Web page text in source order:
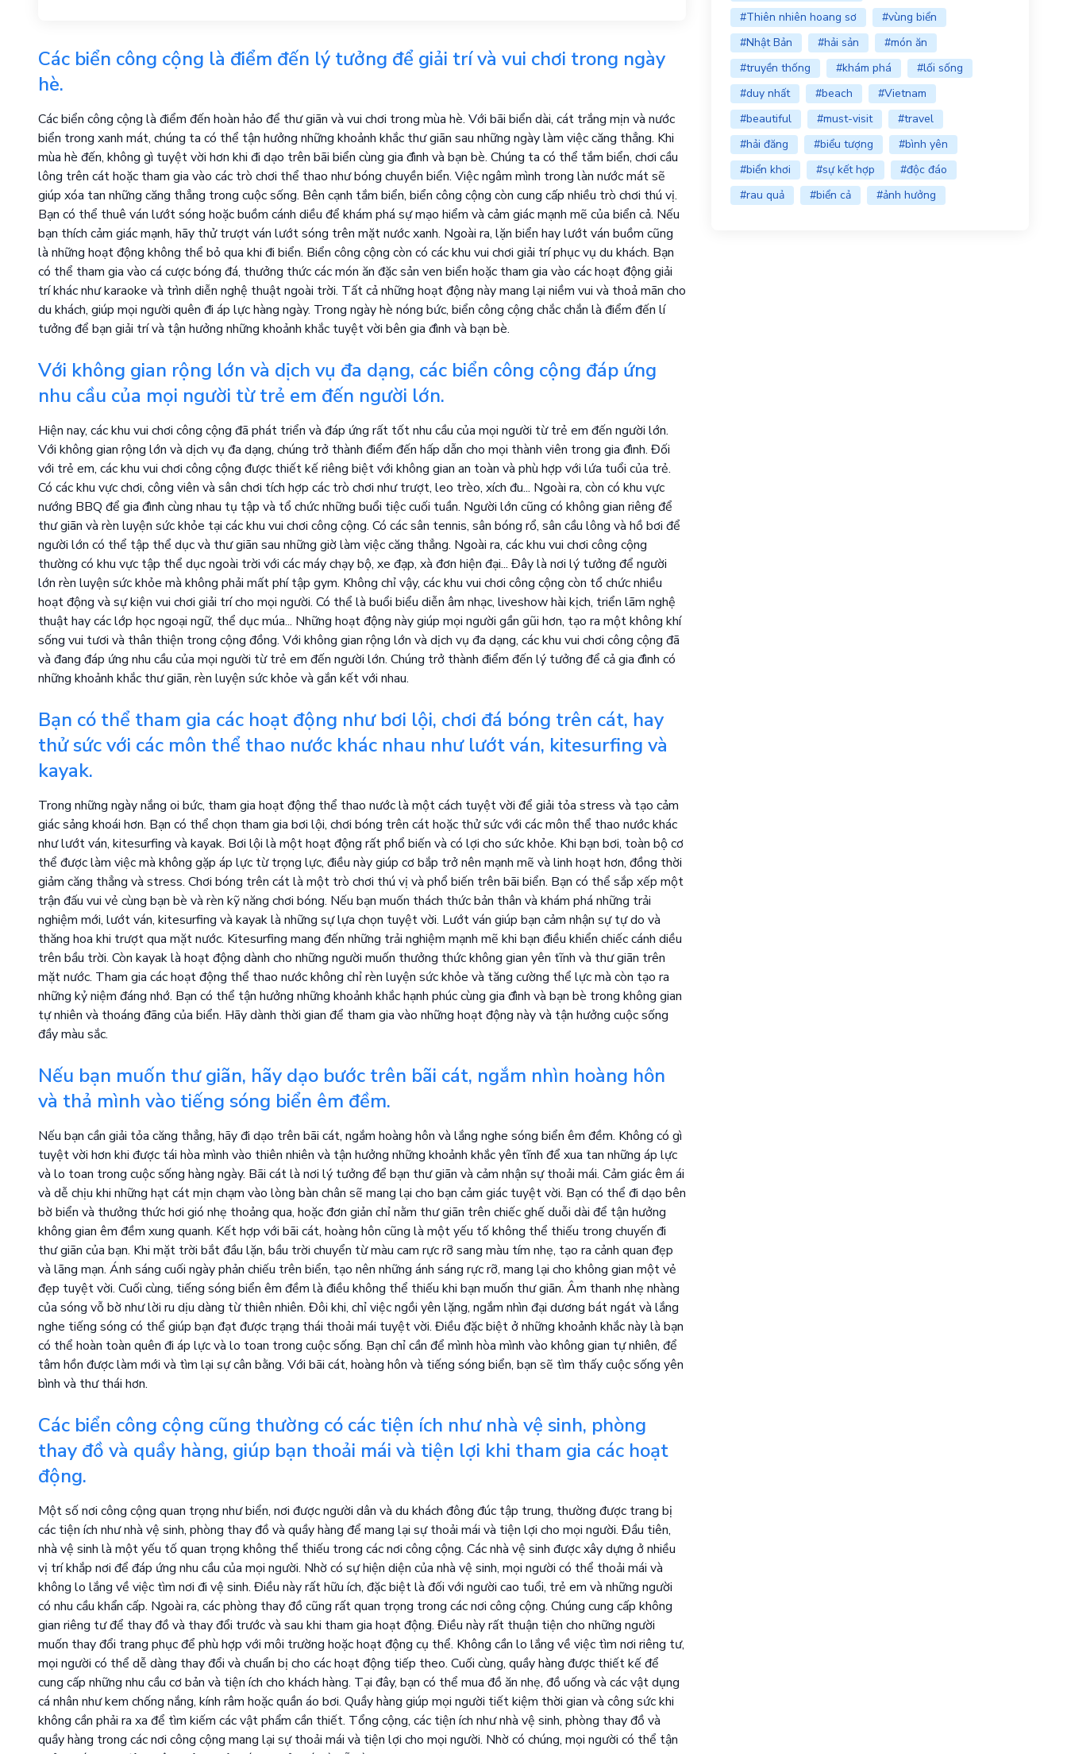
Các biển công cộng là điểm đến lý tưởng để giải trí và vui chơi trong ngày
hè.
Các biển công cộng là điểm đến hoàn hảo để thư giãn và vui chơi trong mùa hè. Với bãi biển dài, cát trắng mịn và nước
biển trong xanh mát, chúng ta có thể tận hưởng những khoảnh khắc thư giãn sau những ngày làm việc căng thẳng. Khi
mùa hè đến, không gì tuyệt vời hơn khi đi dạo trên bãi biển cùng gia đình và bạn bè. Chúng ta có thể tắm biển, chơi cầu
lông trên cát hoặc tham gia vào các trò chơi thể thao như bóng chuyền biển. Việc ngâm mình trong làn nước mát sẽ
giúp xóa tan những căng thẳng trong cuộc sống. Bên cạnh tắm biển, biển công cộng còn cung cấp nhiều trò chơi thú vị.
Bạn có thể thuê ván lướt sóng hoặc buồm cánh diều để khám phá sự mạo hiểm và cảm giác mạnh mẽ của biển cả. Nếu
bạn thích cảm giác mạnh, hãy thử trượt ván lướt sóng trên mặt nước xanh. Ngoài ra, lặn biển hay lướt ván buồm cũng
là những hoạt động không thể bỏ qua khi đi biển. Biển công cộng còn có các khu vui chơi giải trí phục vụ du khách. Bạn
có thể tham gia vào cá cược bóng đá, thưởng thức các món ăn đặc sản ven biển hoặc tham gia vào các hoạt động giải
trí khác như karaoke và trình diễn nghệ thuật ngoài trời. Tất cả những hoạt động này mang lại niềm vui và thoả mãn cho
du khách, giúp mọi người quên đi áp lực hàng ngày. Trong ngày hè nóng bức, biển công cộng chắc chắn là điểm đến lí
tưởng để bạn giải trí và tận hưởng những khoảnh khắc tuyệt vời bên gia đình và bạn bè.
Với không gian rộng lớn và dịch vụ đa dạng, các biển công cộng đáp ứng
nhu cầu của mọi người từ trẻ em đến người lớn.
Hiện nay, các khu vui chơi công cộng đã phát triển và đáp ứng rất tốt nhu cầu của mọi người từ trẻ em đến người lớn.
Với không gian rộng lớn và dịch vụ đa dạng, chúng trở thành điểm đến hấp dẫn cho mọi thành viên trong gia đình. Đối
với trẻ em, các khu vui chơi công cộng được thiết kế riêng biệt với không gian an toàn và phù hợp với lứa tuổi của trẻ.
Có các khu vực chơi, công viên và sân chơi tích hợp các trò chơi như trượt, leo trèo, xích đu... Ngoài ra, còn có khu vực
nướng BBQ để gia đình cùng nhau tụ tập và tổ chức những buổi tiệc cuối tuần. Người lớn cũng có không gian riêng để
thư giãn và rèn luyện sức khỏe tại các khu vui chơi công cộng. Có các sân tennis, sân bóng rổ, sân cầu lông và hồ bơi để
người lớn có thể tập thể dục và thư giãn sau những giờ làm việc căng thẳng. Ngoài ra, các khu vui chơi công cộng
thường có khu vực tập thể dục ngoài trời với các máy chạy bộ, xe đạp, xà đơn hiện đại... Đây là nơi lý tưởng để người
lớn rèn luyện sức khỏe mà không phải mất phí tập gym. Không chỉ vậy, các khu vui chơi công cộng còn tổ chức nhiều
hoạt động và sự kiện vui chơi giải trí cho mọi người. Có thể là buổi biểu diễn âm nhạc, liveshow hài kịch, triển lãm nghệ
thuật hay các lớp học ngoại ngữ, thể dục múa... Những hoạt động này giúp mọi người gần gũi hơn, tạo ra một không khí
sống vui tươi và thân thiện trong cộng đồng. Với không gian rộng lớn và dịch vụ đa dạng, các khu vui chơi công cộng đã
và đang đáp ứng nhu cầu của mọi người từ trẻ em đến người lớn. Chúng trở thành điểm đến lý tưởng để cả gia đình có
những khoảnh khắc thư giãn, rèn luyện sức khỏe và gắn kết với nhau.
Bạn có thể tham gia các hoạt động như bơi lội, chơi đá bóng trên cát, hay
thử sức với các môn thể thao nước khác nhau như lướt ván, kitesurfing và
kayak.
Trong những ngày nắng oi bức, tham gia hoạt động thể thao nước là một cách tuyệt vời để giải tỏa stress và tạo cảm
giác sảng khoái hơn. Bạn có thể chọn tham gia bơi lội, chơi bóng trên cát hoặc thử sức với các môn thể thao nước khác
như lướt ván, kitesurfing và kayak. Bơi lội là một hoạt động rất phổ biến và có lợi cho sức khỏe. Khi bạn bơi, toàn bộ cơ
thể được làm việc mà không gặp áp lực từ trọng lực, điều này giúp cơ bắp trở nên mạnh mẽ và linh hoạt hơn, đồng thời
giảm căng thẳng và stress. Chơi bóng trên cát là một trò chơi thú vị và phổ biến trên bãi biển. Bạn có thể sắp xếp một
trận đấu vui vẻ cùng bạn bè và rèn kỹ năng chơi bóng. Nếu bạn muốn thách thức bản thân và khám phá những trải
nghiệm mới, lướt ván, kitesurfing và kayak là những sự lựa chọn tuyệt vời. Lướt ván giúp bạn cảm nhận sự tự do và
thăng hoa khi trượt qua mặt nước. Kitesurfing mang đến những trải nghiệm mạnh mẽ khi bạn điều khiển chiếc cánh diều
trên bầu trời. Còn kayak là hoạt động dành cho những người muốn thưởng thức không gian yên tĩnh và thư giãn trên
mặt nước. Tham gia các hoạt động thể thao nước không chỉ rèn luyện sức khỏe và tăng cường thể lực mà còn tạo ra
những kỷ niệm đáng nhớ. Bạn có thể tận hưởng những khoảnh khắc hạnh phúc cùng gia đình và bạn bè trong không gian
tự nhiên và thoáng đãng của biển. Hãy dành thời gian để tham gia vào những hoạt động này và tận hưởng cuộc sống
đầy màu sắc.
Nếu bạn muốn thư giãn, hãy dạo bước trên bãi cát, ngắm nhìn hoàng hôn
và thả mình vào tiếng sóng biển êm đềm.
Nếu bạn cần giải tỏa căng thẳng, hãy đi dạo trên bãi cát, ngắm hoàng hôn và lắng nghe sóng biển êm đềm. Không có gì
tuyệt vời hơn khi được tái hòa mình vào thiên nhiên và tận hưởng những khoảnh khắc yên tĩnh để xua tan những áp lực
và lo toan trong cuộc sống hàng ngày. Bãi cát là nơi lý tưởng để bạn thư giãn và cảm nhận sự thoải mái. Cảm giác êm ái
và dễ chịu khi những hạt cát mịn chạm vào lòng bàn chân sẽ mang lại cho bạn cảm giác tuyệt vời. Bạn có thể đi dạo bên
bờ biển và thưởng thức hơi gió nhẹ thoảng qua, hoặc đơn giản chỉ nằm thư giãn trên chiếc ghế duỗi dài để tận hưởng
không gian êm đềm xung quanh. Kết hợp với bãi cát, hoàng hôn cũng là một yếu tố không thể thiếu trong chuyến đi
thư giãn của bạn. Khi mặt trời bắt đầu lặn, bầu trời chuyển từ màu cam rực rỡ sang màu tím nhẹ, tạo ra cảnh quan đẹp
và lãng mạn. Ánh sáng cuối ngày phản chiếu trên biển, tạo nên những ánh sáng rực rỡ, mang lại cho không gian một vẻ
đẹp tuyệt vời. Cuối cùng, tiếng sóng biển êm đềm là điều không thể thiếu khi bạn muốn thư giãn. Âm thanh nhẹ nhàng
của sóng vỗ bờ như lời ru dịu dàng từ thiên nhiên. Đôi khi, chỉ việc ngồi yên lặng, ngắm nhìn đại dương bát ngát và lắng
nghe tiếng sóng có thể giúp bạn đạt được trạng thái thoải mái tuyệt vời. Điều đặc biệt ở những khoảnh khắc này là bạn
có thể hoàn toàn quên đi áp lực và lo toan trong cuộc sống. Bạn chỉ cần để mình hòa mình vào không gian tự nhiên, để
tâm hồn được làm mới và tìm lại sự cân bằng. Với bãi cát, hoàng hôn và tiếng sóng biển, bạn sẽ tìm thấy cuộc sống yên
bình và thư thái hơn.
Các biển công cộng cũng thường có các tiện ích như nhà vệ sinh, phòng
thay đồ và quầy hàng, giúp bạn thoải mái và tiện lợi khi tham gia các hoạt
động.
Một số nơi công cộng quan trọng như biển, nơi được người dân và du khách đông đúc tập trung, thường được trang bị
các tiện ích như nhà vệ sinh, phòng thay đồ và quầy hàng để mang lại sự thoải mái và tiện lợi cho mọi người. Đầu tiên,
nhà vệ sinh là một yếu tố quan trọng không thể thiếu trong các nơi công cộng. Các nhà vệ sinh được xây dựng ở nhiều
vị trí khắp nơi để đáp ứng nhu cầu của mọi người. Nhờ có sự hiện diện của nhà vệ sinh, mọi người có thể thoải mái và
không lo lắng về việc tìm nơi đi vệ sinh. Điều này rất hữu ích, đặc biệt là đối với người cao tuổi, trẻ em và những người
có nhu cầu khẩn cấp. Ngoài ra, các phòng thay đồ cũng rất quan trọng trong các nơi công cộng. Chúng cung cấp không
gian riêng tư để thay đồ và thay đổi trước và sau khi tham gia hoạt động. Điều này rất thuận tiện cho những người
muốn thay đổi trang phục để phù hợp với môi trường hoặc hoạt động cụ thể. Không cần lo lắng về việc tìm nơi riêng tư,
mọi người có thể dễ dàng thay đổi và chuẩn bị cho các hoạt động tiếp theo. Cuối cùng, quầy hàng được thiết kế để
cung cấp những nhu cầu cơ bản và tiện ích cho khách hàng. Tại đây, bạn có thể mua đồ ăn nhẹ, đồ uống và các vật dụng
cá nhân như kem chống nắng, kính râm hoặc quần áo bơi. Quầy hàng giúp mọi người tiết kiệm thời gian và công sức khi
không cần phải ra xa để tìm kiếm các vật phẩm cần thiết. Tổng cộng, các tiện ích như nhà vệ sinh, phòng thay đồ và
quầy hàng trong các nơi công cộng mang lại sự thoải mái và tiện lợi cho mọi người. Nhờ có chúng, mọi người có thể tận
#Thiên nhiên hoang sơ
#vùng biển
#Nhật Bản
#hải sản
#món ăn
#truyền thống
#khám phá
#lối sống
#duy nhất
#beach
#Vietnam
#beautiful
#must-visit
#travel
#hải đăng
#biểu tượng
#bình yên
#biển khơi
#sự kết hợp
#độc đáo
#rau quả
#biển cả #ảnh hưởng